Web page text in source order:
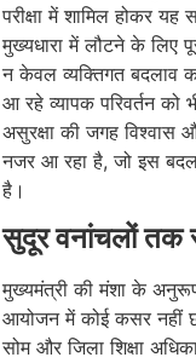
परीक्षा में शामिल होकर
मुख्यधारा में लौटने के लिए
न केवल व्यक्तिगत बदलाव
आ रहे व्यापक परिवर्तन को
असुरक्षा की जगह विश्वास
नजर आ रहा है, जो इस
है।
सुदूर वनांचलों तक
मुख्यमंत्री की मंशा के
आयोजन में कोई कसर नहीं
सोम और जिला शिक्षा